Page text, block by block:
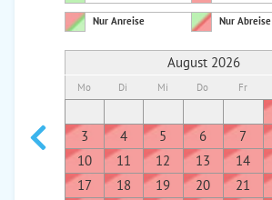
Nur Anreise Nur Abreise
August 2026
Mo Di Mi Do Fr
3
4 5 6 7
10
11 12 13 14
17
18 19 20 21